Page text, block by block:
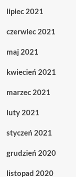
lipiec 2021
czerwiec 2021
maj 2021
kwiecień 2021
marzec 2021
luty 2021
styczeń 2021
grudzień 2020
listopad 2020